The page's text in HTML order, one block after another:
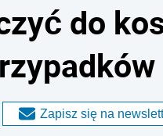
do
Zapisz się na